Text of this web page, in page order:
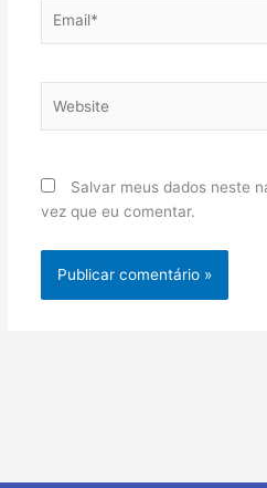
Salvar meus dados neste
vez que eu comentar.